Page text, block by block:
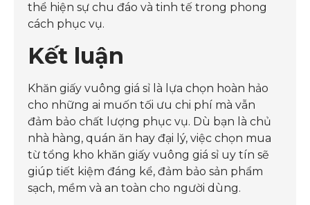
thể hiện sự chu đáo và tinh tế trong phong
cách phục vụ.
Kết luận
Khăn giấy vuông giá sỉ là lựa chọn hoàn hảo
cho những ai muốn tối ưu chi phí mà vẫn
đảm bảo chất lượng phục vụ. Dù bạn là chủ
nhà hàng, quán ăn hay đại lý, việc chọn mua
từ tổng kho khăn giấy vuông giá sỉ uy tín sẽ
giúp tiết kiệm đáng kể, đảm bảo sản phẩm
sạch, mềm và an toàn cho người dùng.